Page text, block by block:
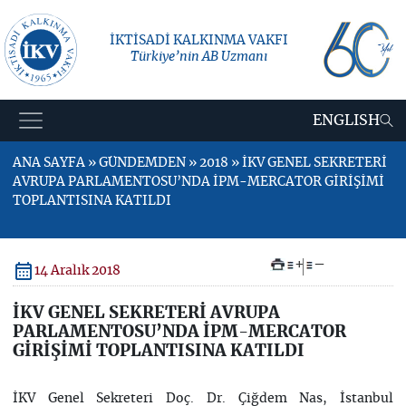
İKTİSADİ KALKINMA VAKFI
Türkiye’nin AB Uzmanı
ENGLISH
ANA SAYFA » GÜNDEMDEN » 2018 » İKV GENEL SEKRETERİ
AVRUPA PARLAMENTOSU’NDA İPM-MERCATOR GİRİŞİMİ
TOPLANTISINA KATILDI
14 Aralık 2018 + –
İKV GENEL SEKRETERİ AVRUPA
PARLAMENTOSU’NDA İPM-MERCATOR
GİRİŞİMİ TOPLANTISINA KATILDI
İKV Genel Sekreteri Doç. Dr. Çiğdem Nas, İstanbul